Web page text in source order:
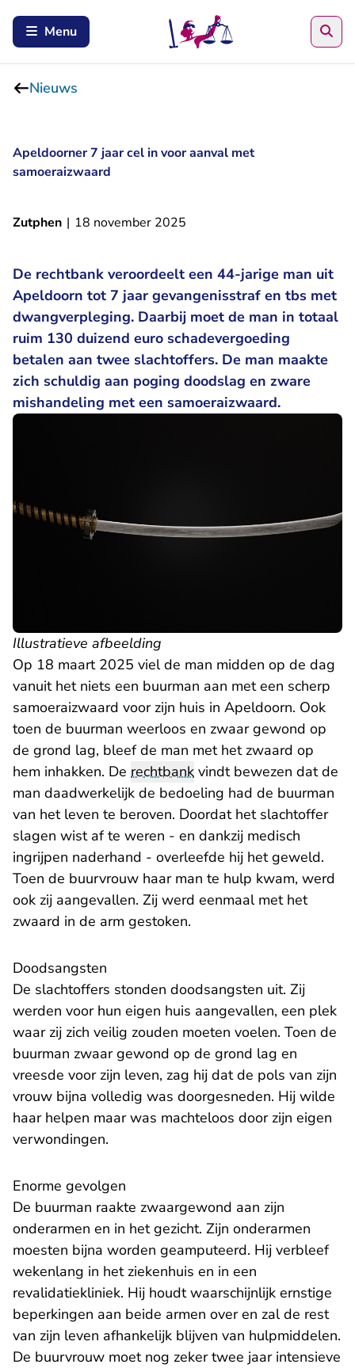
Menu
Nieuws
Apeldoorner 7 jaar cel in voor aanval met
samoeraizwaard
Zutphen | 18 november 2025
De rechtbank veroordeelt een 44-jarige man uit
Apeldoorn tot 7 jaar gevangenisstraf en tbs met
dwangverpleging. Daarbij moet de man in totaal
ruim 130 duizend euro schadevergoeding
betalen aan twee slachtoffers. De man maakte
zich schuldig aan poging doodslag en zware
mishandeling met een samoeraizwaard.
Illustratieve afbeelding
Op 18 maart 2025 viel de man midden op de dag
vanuit het niets een buurman aan met een scherp
samoeraizwaard voor zijn huis in Apeldoorn. Ook
toen de buurman weerloos en zwaar gewond op
de grond lag, bleef de man met het zwaard op
hem inhakken. De rechtbank vindt bewezen dat de
man daadwerkelijk de bedoeling had de buurman
van het leven te beroven. Doordat het slachtoffer
slagen wist af te weren - en dankzij medisch
ingrijpen naderhand - overleefde hij het geweld.
Toen de buurvrouw haar man te hulp kwam, werd
ook zij aangevallen. Zij werd eenmaal met het
zwaard in de arm gestoken.
Doodsangsten
De slachtoffers stonden doodsangsten uit. Zij
werden voor hun eigen huis aangevallen, een plek
waar zij zich veilig zouden moeten voelen. Toen de
buurman zwaar gewond op de grond lag en
vreesde voor zijn leven, zag hij dat de pols van zijn
vrouw bijna volledig was doorgesneden. Hij wilde
haar helpen maar was machteloos door zijn eigen
verwondingen.
Enorme gevolgen
De buurman raakte zwaargewond aan zijn
onderarmen en in het gezicht. Zijn onderarmen
moesten bijna worden geamputeerd. Hij verbleef
wekenlang in het ziekenhuis en in een
revalidatiekliniek. Hij houdt waarschijnlijk ernstige
beperkingen aan beide armen over en zal de rest
van zijn leven afhankelijk blijven van hulpmiddelen.
De buurvrouw moet nog zeker twee jaar intensieve